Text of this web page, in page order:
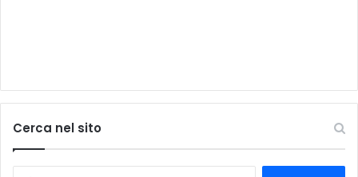
Cerca nel sito